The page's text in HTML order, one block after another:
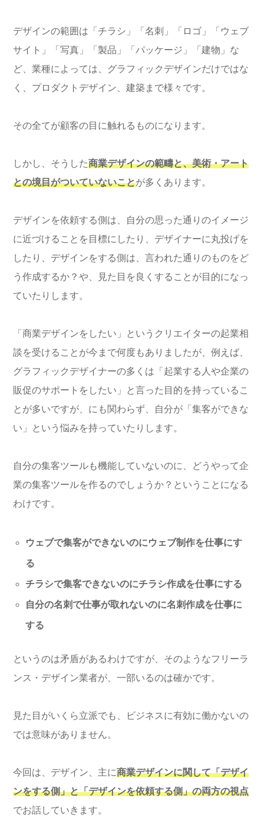
デザインの範囲は「チラシ」「名刺」「ロゴ」「ウェブ
サイト」「写真」「製品」「パッケージ」「建物」な
ど、業種によっては、グラフィックデザインだけではな
く、プロダクトデザイン、建築まで様々です。
その全てが顧客の目に触れるものになります。
しかし、そうした商業デザインの範疇と、美術・アート
との境目がついていないことが多くあります。
デザインを依頼する側は、自分の思った通りのイメージ
に近づけることを目標にしたり、デザイナーに丸投げを
したり、デザインをする側は、言われた通りのものをど
う作成するか？や、見た目を良くすることが目的になっ
ていたりします。
「商業デザインをしたい」というクリエイターの起業相
談を受けることが今まで何度もありましたが、例えば、
グラフィックデザイナーの多くは「起業する人や企業の
販促のサポートをしたい」と言った目的を持っているこ
とが多いですが、にも関わらず、自分が「集客ができな
い」という悩みを持っていたりします。
自分の集客ツールも機能していないのに、どうやって企
業の集客ツールを作るのでしょうか？ということになる
わけです。
ウェブで集客ができないのにウェブ制作を仕事にす
る
チラシで集客できないのにチラシ作成を仕事にする
自分の名刺で仕事が取れないのに名刺作成を仕事に
する
というのは矛盾があるわけですが、そのようなフリーラ
ンス・デザイン業者が、一部いるのは確かです。
見た目がいくら立派でも、ビジネスに有効に働かないの
では意味がありません。
今回は、デザイン、主に商業デザインに関して「デザイ
ンをする側」と「デザインを依頼する側」の両方の視点
でお話していきます。